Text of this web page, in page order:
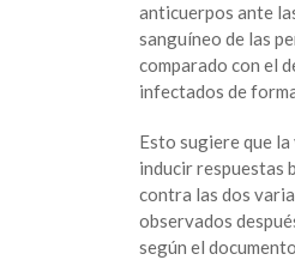
anticuerpos ante
sanguíneo de las
comparado con el
infectados de
Esto sugiere que
inducir respuestas
contra las dos
observados
según el